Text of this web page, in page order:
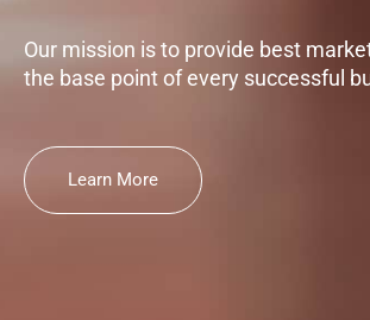
Our mission is to provide best
the base point of every successful
Learn More